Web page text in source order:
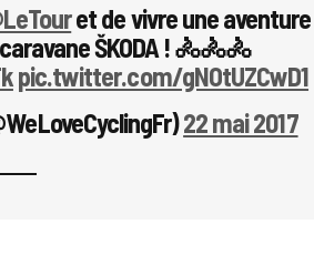
et de vivre une aventure
ŠKODA ! 🚴🚴🚴
pic.twitter.com/gNOtUZCwD1
22 mai 2017